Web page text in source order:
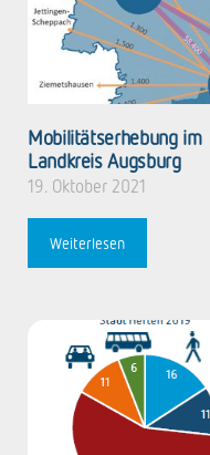
Mobilitätserhebung im
Landkreis ­Augsburg
19. Oktober 2021
Weiterlesen